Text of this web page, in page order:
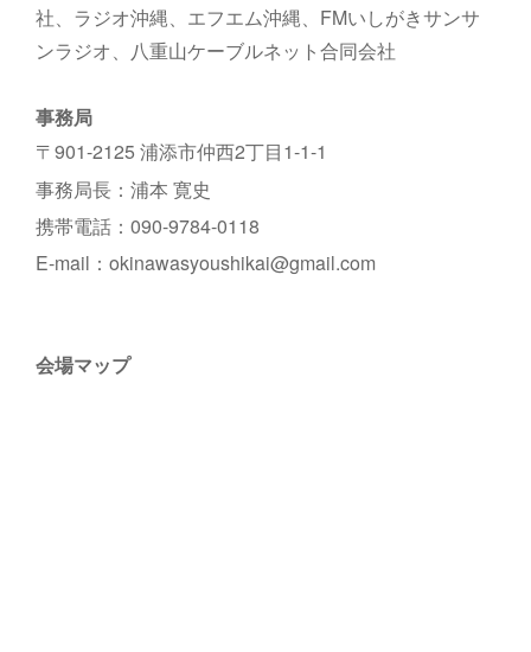
社、ラジオ沖縄、エフエム沖縄、FMいしがきサンサ
ンラジオ、八重山ケーブルネット合同会社
事務局
〒901-2125 浦添市仲西2丁目1-1-1
事務局長：浦本 寛史
携帯電話：090-9784-0118
E-mail：okinawasyoushikai@gmail.com
会場マップ